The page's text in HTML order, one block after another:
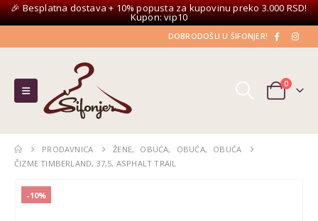
🎉 Besplatna dostava + 10% popusta za kupovinu preko 3.000 RSD!
Kupon: vip10
DOBRODOŠLI U ŠIFONJER!
0
PRODAVNICA ŽENE, OBUĆA, OBUĆA,
OBUĆA
ČIZME TIMBERLAND, 37,5, ASPHALT TRAIL
-10%